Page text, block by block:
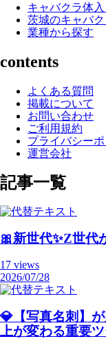
キャバクラ体
茨城のキャバク
業種から探す
contents
よくある質問
掲載について
お問い合わせ
ご利用規約
プライバシー
運営会社
記事一覧
🎀新世代✨Z世代
17 views
2026/07/28
💎【写真名刺】
上が変わる重要